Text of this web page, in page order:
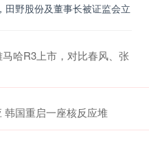
野股份及董事长被证监会立
哈R3上市，对比春风、张
韩国重启一座核反应堆